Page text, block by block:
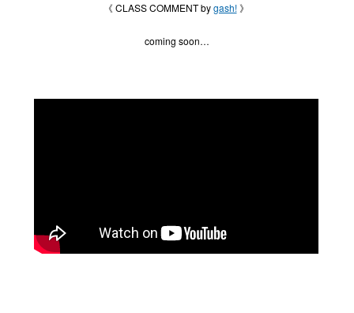
《 CLASS COMMENT bygash!》
coming soon…